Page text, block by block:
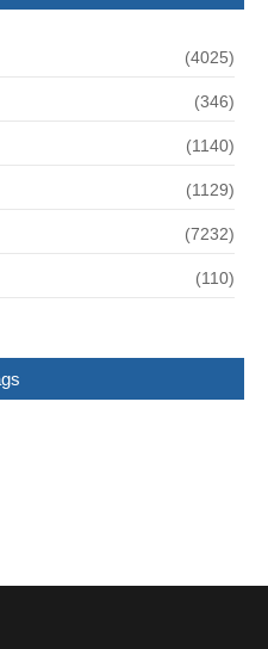
(4025)
(346)
(1140)
(1129)
(7232)
(110)